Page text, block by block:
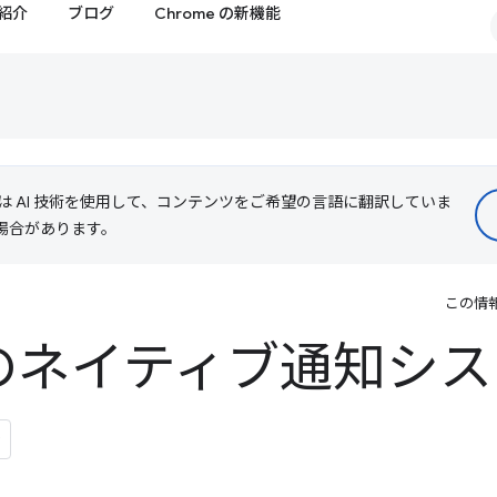
介 ブログ Chrome の新機能
AI 技術を使用して、コンテンツをご希望の言語に翻訳していま
があります。
この情
ネイティブ通知シ